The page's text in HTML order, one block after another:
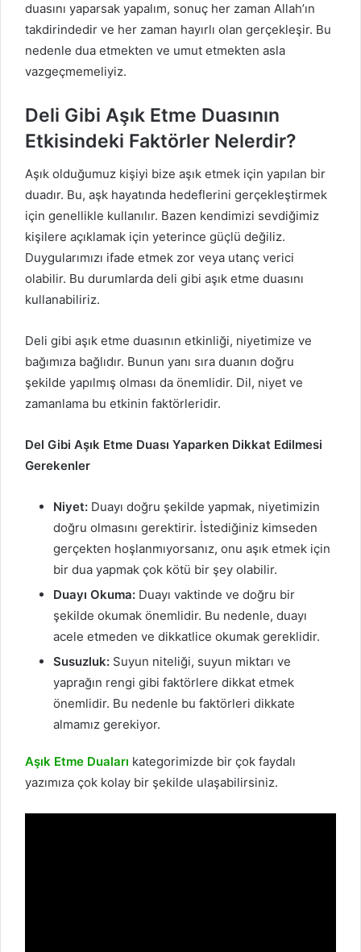
duasını yaparsak yapalım, sonuç her zaman Allah’ın
takdirindedir ve her zaman hayırlı olan gerçekleşir. Bu
nedenle dua etmekten ve umut etmekten asla
vazgeçmemeliyiz.
Deli Gibi Aşık Etme Duasının
Etkisindeki Faktörler Nelerdir?
Aşık olduğumuz kişiyi bize aşık etmek için yapılan bir
duadır. Bu, aşk hayatında hedeflerini gerçekleştirmek
için genellikle kullanılır. Bazen kendimizi sevdiğimiz
kişilere açıklamak için yeterince güçlü değiliz.
Duygularımızı ifade etmek zor veya utanç verici
olabilir. Bu durumlarda deli gibi aşık etme duasını
kullanabiliriz.
Deli gibi aşık etme duasının etkinliği, niyetimize ve
bağımıza bağlıdır. Bunun yanı sıra duanın doğru
şekilde yapılmış olması da önemlidir. Dil, niyet ve
zamanlama bu etkinin faktörleridir.
Del Gibi Aşık Etme Duası Yaparken Dikkat Edilmesi
Gerekenler
Niyet: Duayı doğru şekilde yapmak, niyetimizin
doğru olmasını gerektirir. İstediğiniz kimseden
gerçekten hoşlanmıyorsanız, onu aşık etmek için
bir dua yapmak çok kötü bir şey olabilir.
Duayı Okuma: Duayı vaktinde ve doğru bir
şekilde okumak önemlidir. Bu nedenle, duayı
acele etmeden ve dikkatlice okumak gereklidir.
Susuzluk: Suyun niteliği, suyun miktarı ve
yaprağın rengi gibi faktörlere dikkat etmek
önemlidir. Bu nedenle bu faktörleri dikkate
almamız gerekiyor.
Aşık Etme Duaları kategorimizde bir çok faydalı
yazımıza çok kolay bir şekilde ulaşabilirsiniz.